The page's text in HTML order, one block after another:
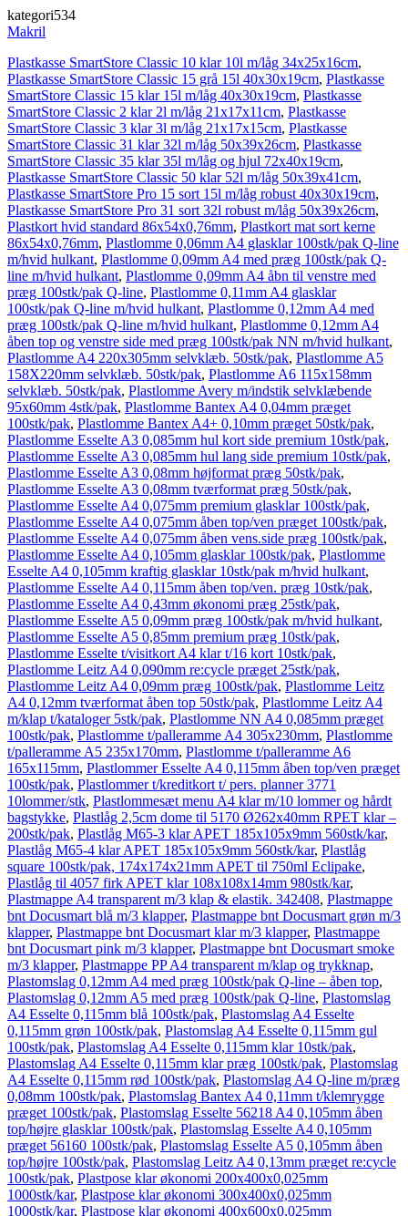
kategori534
Makril
Plastkasse SmartStore Classic 10 klar 10l m/låg 34x25x16cm,
Plastkasse SmartStore Classic 15 grå 15l 40x30x19cm, Plastkasse
SmartStore Classic 15 klar 15l m/låg 40x30x19cm, Plastkasse
SmartStore Classic 2 klar 2l m/låg 21x17x11cm, Plastkasse
SmartStore Classic 3 klar 3l m/låg 21x17x15cm, Plastkasse
SmartStore Classic 31 klar 32l m/låg 50x39x26cm, Plastkasse
SmartStore Classic 35 klar 35l m/låg og hjul 72x40x19cm,
Plastkasse SmartStore Classic 50 klar 52l m/låg 50x39x41cm,
Plastkasse SmartStore Pro 15 sort 15l m/låg robust 40x30x19cm,
Plastkasse SmartStore Pro 31 sort 32l robust m/låg 50x39x26cm,
Plastkort hvid standard 86x54x0,76mm, Plastkort mat sort kerne
86x54x0,76mm, Plastlomme 0,06mm A4 glasklar 100stk/pak Q-line
m/hvid hulkant, Plastlomme 0,09mm A4 med præg 100stk/pak Q-
line m/hvid hulkant, Plastlomme 0,09mm A4 åbn til venstre med
præg 100stk/pak Q-line, Plastlomme 0,11mm A4 glasklar
100stk/pak Q-line m/hvid hulkant, Plastlomme 0,12mm A4 med
præg 100stk/pak Q-line m/hvid hulkant, Plastlomme 0,12mm A4
åben top og venstre side med præg 100stk/pak NN m/hvid hulkant,
Plastlomme A4 220x305mm selvklæb. 50stk/pak, Plastlomme A5
158X220mm selvklæb. 50stk/pak, Plastlomme A6 115x158mm
selvklæb. 50stk/pak, Plastlomme Avery m/indstik selvklæbende
95x60mm 4stk/pak, Plastlomme Bantex A4 0,04mm præget
100stk/pak, Plastlomme Bantex A4+ 0,10mm præget 50stk/pak,
Plastlomme Esselte A3 0,085mm hul kort side premium 10stk/pak,
Plastlomme Esselte A3 0,085mm hul lang side premium 10stk/pak,
Plastlomme Esselte A3 0,08mm højformat præg 50stk/pak,
Plastlomme Esselte A3 0,08mm tværformat præg 50stk/pak,
Plastlomme Esselte A4 0,075mm premium glasklar 100stk/pak,
Plastlomme Esselte A4 0,075mm åben top/ven præget 100stk/pak,
Plastlomme Esselte A4 0,075mm åben vens.side præg 100stk/pak,
Plastlomme Esselte A4 0,105mm glasklar 100stk/pak, Plastlomme
Esselte A4 0,105mm kraftig glasklar 10stk/pak m/hvid hulkant,
Plastlomme Esselte A4 0,115mm åben top/ven. præg 10stk/pak,
Plastlomme Esselte A4 0,43mm økonomi præg 25stk/pak,
Plastlomme Esselte A5 0,09mm præg 100stk/pak m/hvid hulkant,
Plastlomme Esselte A5 0,85mm premium præg 10stk/pak,
Plastlomme Esselte t/visitkort A4 klar t/16 kort 10stk/pak,
Plastlomme Leitz A4 0,090mm re:cycle præget 25stk/pak,
Plastlomme Leitz A4 0,09mm præg 100stk/pak, Plastlomme Leitz
A4 0,12mm tværformat åben top 50stk/pak, Plastlomme Leitz A4
m/klap t/kataloger 5stk/pak, Plastlomme NN A4 0,085mm præget
100stk/pak, Plastlomme t/palleramme A4 305x230mm, Plastlomme
t/palleramme A5 235x170mm, Plastlomme t/palleramme A6
165x115mm, Plastlommer Esselte A4 0,115mm åben top/ven præget
100stk/pak, Plastlommer t/kreditkort t/ pers. planner 3771
10lommer/stk, Plastlommesæt menu A4 klar m/10 lommer og hårdt
bagstykke, Plastlåg 2,5cm dome til 5170 Ø262x40mm RPET klar –
200stk/pak, Plastlåg M65-3 klar APET 185x105x9mm 560stk/kar,
Plastlåg M65-4 klar APET 185x105x9mm 560stk/kar, Plastlåg
square 100stk/pak, 174x174x21mm APET til 750ml Eclipake,
Plastlåg til 4057 firk APET klar 108x108x14mm 980stk/kar,
Plastmappe A4 transparent m/3 klap & elastik. 342408, Plastmappe
bnt Docusmart blå m/3 klapper, Plastmappe bnt Docusmart grøn m/3
klapper, Plastmappe bnt Docusmart klar m/3 klapper, Plastmappe
bnt Docusmart pink m/3 klapper, Plastmappe bnt Docusmart smoke
m/3 klapper, Plastmappe PP A4 transparent m/klap og trykknap,
Plastomslag 0,12mm A4 med præg 100stk/pak Q-line – åben top,
Plastomslag 0,12mm A5 med præg 100stk/pak Q-line, Plastomslag
A4 Esselte 0,115mm blå 100stk/pak, Plastomslag A4 Esselte
0,115mm grøn 100stk/pak, Plastomslag A4 Esselte 0,115mm gul
100stk/pak, Plastomslag A4 Esselte 0,115mm klar 10stk/pak,
Plastomslag A4 Esselte 0,115mm klar præg 100stk/pak, Plastomslag
A4 Esselte 0,115mm rød 100stk/pak, Plastomslag A4 Q-line m/præg
0,08mm 100stk/pak, Plastomslag Bantex A4 0,11mm t/klemrygge
præget 100stk/pak, Plastomslag Esselte 56218 A4 0,105mm åben
top/højre glasklar 100stk/pak, Plastomslag Esselte A4 0,105mm
præget 56160 100stk/pak, Plastomslag Esselte A5 0,105mm åben
top/højre 100stk/pak, Plastomslag Leitz A4 0,13mm præget re:cycle
100stk/pak, Plastpose klar økonomi 200x400x0,025mm
1000stk/kar, Plastpose klar økonomi 300x400x0,025mm
1000stk/kar, Plastpose klar økonomi 400x600x0,025mm